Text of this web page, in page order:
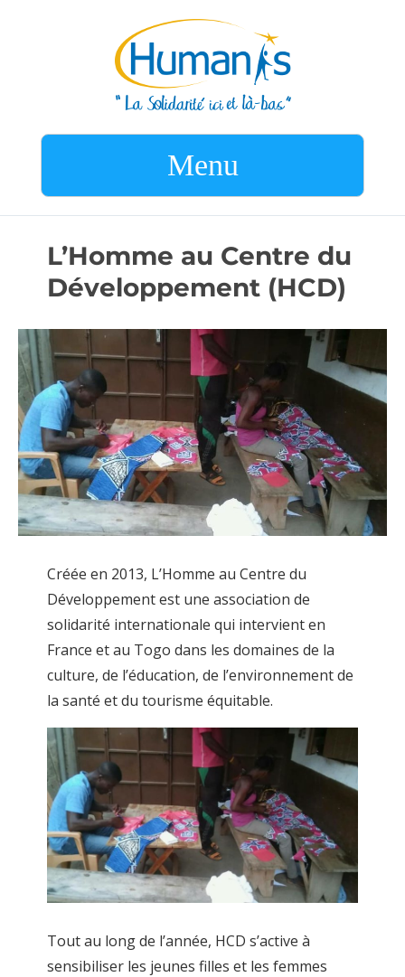
Menu
L’Homme au Centre du
Développement (HCD)
Créée en 2013, L’Homme au Centre du
Développement est une association de
solidarité internationale qui intervient en
France et au Togo dans les domaines de la
culture, de l’éducation, de l’environnement de
la santé et du tourisme équitable.
Tout au long de l’année, HCD s’active à
sensibiliser les jeunes filles et les femmes